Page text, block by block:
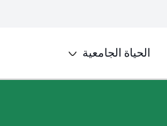
الحياة الجامعية